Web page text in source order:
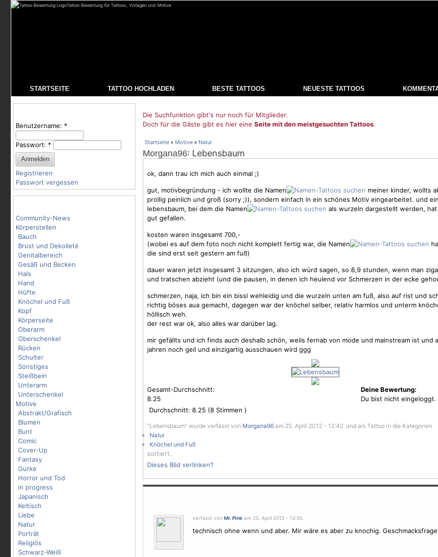
Tattoo-Bewertung für Tattoos, Vorlagen und Motive
STARTSEITE TATTOO HOCHLADEN BESTE TATTOOS NEUESTE TATTOOS
Benutzername: *
Passwort: *
Registrieren
Passwort vergessen
Community-News
Körperstellen
Bauch
Brust und Dekolleté
Genitalbereich
Gesäß und Becken
Hals
Hand
Hüfte
Knöchel und Fuß
Kopf
Körperseite
Oberarm
Oberschenkel
Rücken
Schulter
Sonstiges
Steißbein
Unterarm
Unterschenkel
Motive
Abstrakt/Grafisch
Blumen
Bunt
Comic
Cover-Up
Fantasy
Gurke
Horror und Tod
in progress
Japanisch
Keltisch
Liebe
Natur
Porträt
Religiös
Schwarz-Weiß
Die Suchfunktion gibt's nur noch für Mitglieder.
Doch für die Gäste gibt es hier eine Seite mit den meistgesuchten Tattoos.
Startseite » Motive » Natur
Morgana96: Lebensbaum
ok, dann trau ich mich auch einmal ;)
gut, motivbegründung - ich wollte die Namen
meiner kinder, wollts
prollig peinlich und groß (sorry ;)), sondern einfach in ein schönes Motiv eingearbeitet. und
lebensbaum, bei dem die Namen
als wurzeln dargestellt werden,
gut gefallen.
kosten waren insgesamt 700,-
(wobei es auf dem foto noch nicht komplett fertig war, die Namen
die sind erst seit gestern am fuß)
dauer waren jetzt insgesamt 3 sitzungen, also ich würd sagen, so 8,9 stunden, wenn man
und tratschen abzieht (und die pausen, in denen ich heulend vor Schmerzen in der ecke
schmerzen, naja, ich bin ein bissl wehleidig und die wurzeln unten am fuß, also auf rist und
richtig böses aua gemacht, dagegen war der knöchel selber, relativ harmlos und unterm
höllisch weh.
der rest war ok, also alles war darüber lag.
mir gefällts und ich finds auch deshalb schön, weils fernab von mode und mainstream ist und
jahren noch geil und einzigartig ausschauen wird ggg
Gesamt-Durchschnitt:
8.25
Durchschnitt: 8.25 (8 Stimmen )
Deine Bewertung:
Du bist nicht eingeloggt.
"Lebensbaum" wurde verfasst von Morgana96 am 25. April 2012 - 12:42. und als Tattoo in die Kategorien
Natur
Knöchel und Fuß
sortiert.
Dieses Bild verlinken?
verfasst von Mr. Pinkam 25. April 2012 - 12:55.
technisch ohne wenn und aber. Mir wäre es aber zu knochig. Geschmacksfrage